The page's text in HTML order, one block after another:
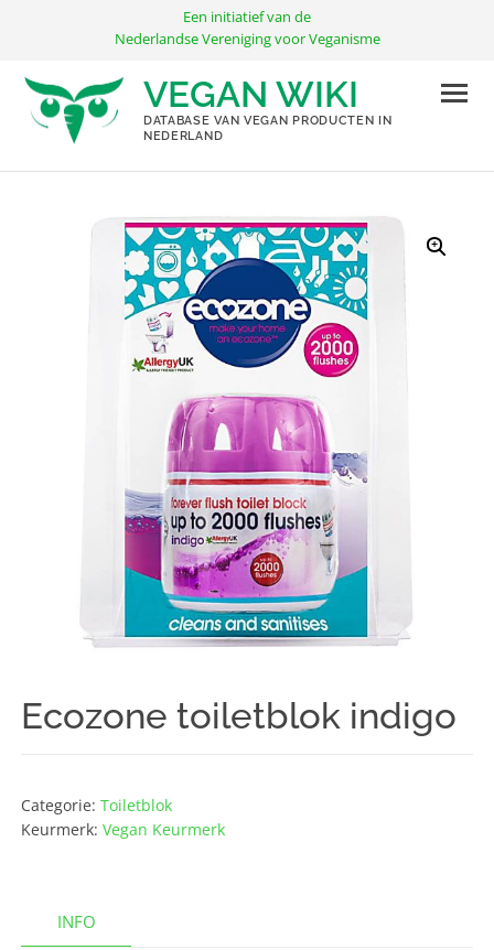
inhoud
Een initiatief van de
Nederlandse Vereniging voor Veganisme
VEGAN WIKI
DATABASE VAN VEGAN PRODUCTEN IN
NEDERLAND
Ecozone toiletblok indigo
Categorie:Toiletblok
Keurmerk:Vegan Keurmerk
INFO